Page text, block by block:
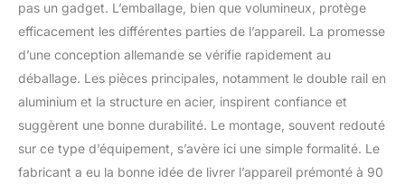
unique d'entraînement à
domicile. Les rames
ergonomiques procurent
une sensation
exceptionnelle, presque
comme si vous étiez en
train de ramer sur un vrai
lac. Testez le ! FACILE
D'UTILISATION : Le
réservoir a une capacité
pas un gadget. L’emballage, bien que volumineux, protège
efficacement les différentes parties de l’appareil. La promesse
d’une conception allemande se vérifie rapidement au
déballage. Les pièces principales, notamment le double rail en
aluminium et la structure en acier, inspirent confiance et
suggèrent une bonne durabilité. Le montage, souvent redouté
sur ce type d’équipement, s’avère ici une simple formalité. Le
fabricant a eu la bonne idée de livrer l’appareil prémonté à 90